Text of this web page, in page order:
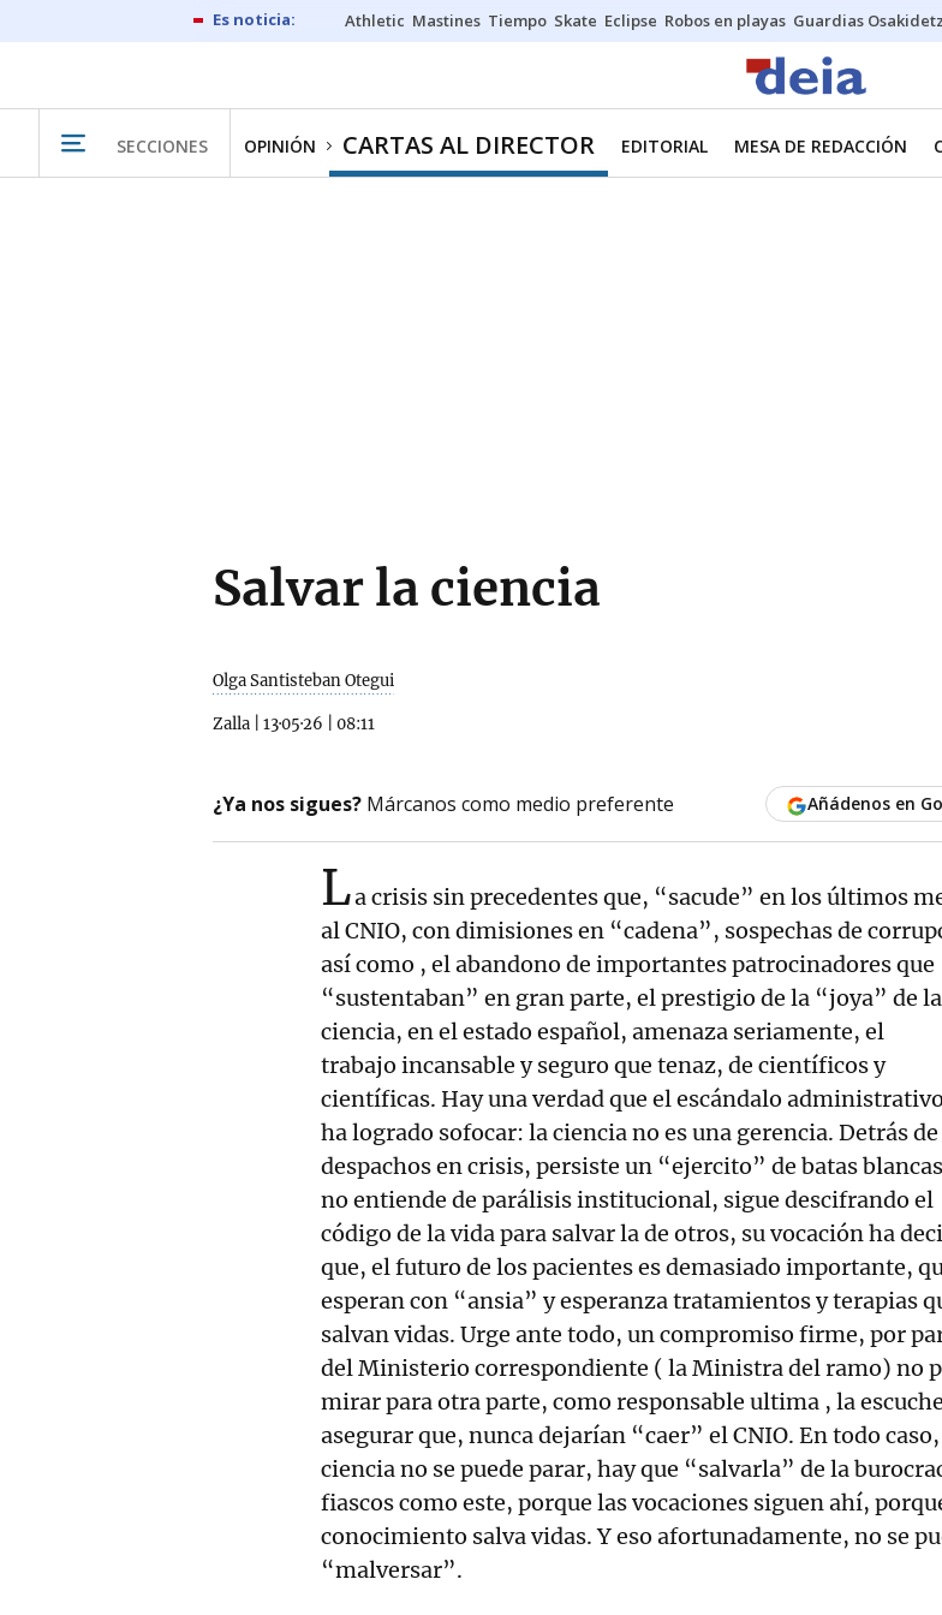
Athletic Mastines Tiempo Skate Eclipse Robos en playas Guardias
SECCIONES OPINIÓN CARTAS AL DIRECTOR EDITORIAL MESA DE REDACCIÓN
Salvar la ciencia
Olga Santisteban Otegui
Zalla 13·05·26 08:11
¿Ya nos sigues? Márcanos como medio preferente Añádenos en
La crisis sin precedentes que, “sacude” en los últimos
al CNIO, con dimisiones en “cadena”, sospechas de
así como , el abandono de importantes patrocinadores que
“sustentaban” en gran parte, el prestigio de la “joya” de la
ciencia, en el estado español, amenaza seriamente, el
trabajo incansable y seguro que tenaz, de científicos y
científicas. Hay una verdad que el escándalo
ha logrado sofocar: la ciencia no es una gerencia. Detrás
despachos en crisis, persiste un “ejercito” de batas
no entiende de parálisis institucional, sigue descifrando el
código de la vida para salvar la de otros, su vocación ha
que, el futuro de los pacientes es demasiado importante,
esperan con “ansia” y esperanza tratamientos y terapias
salvan vidas. Urge ante todo, un compromiso firme, por
del Ministerio correspondiente ( la Ministra del ramo) no
mirar para otra parte, como responsable ultima , la escuche
asegurar que, nunca dejarían “caer” el CNIO. En todo
ciencia no se puede parar, hay que “salvarla” de la
fiascos como este, porque las vocaciones siguen ahí,
conocimiento salva vidas. Y eso afortunadamente, no se
“malversar”.